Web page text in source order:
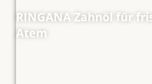
RINGANA Zahnöl für
Atem